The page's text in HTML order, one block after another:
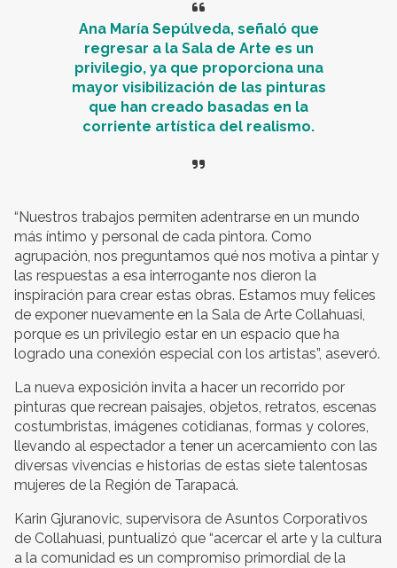
Ana María Sepúlveda, señaló que
regresar a la Sala de Arte es un
privilegio, ya que proporciona una
mayor visibilización de las pinturas
que han creado basadas en la
corriente artística del realismo.
“Nuestros trabajos permiten adentrarse en un mundo
más íntimo y personal de cada pintora. Como
agrupación, nos preguntamos qué nos motiva a pintar y
las respuestas a esa interrogante nos dieron la
inspiración para crear estas obras. Estamos muy felices
de exponer nuevamente en la Sala de Arte Collahuasi,
porque es un privilegio estar en un espacio que ha
logrado una conexión especial con los artistas”, aseveró.
La nueva exposición invita a hacer un recorrido por
pinturas que recrean paisajes, objetos, retratos, escenas
costumbristas, imágenes cotidianas, formas y colores,
llevando al espectador a tener un acercamiento con las
diversas vivencias e historias de estas siete talentosas
mujeres de la Región de Tarapacá.
Karin Gjuranovic, supervisora de Asuntos Corporativos
de Collahuasi, puntualizó que “acercar el arte y la cultura
a la comunidad es un compromiso primordial de la